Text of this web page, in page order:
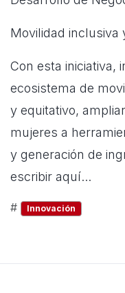
Movilidad inclusiva
Con esta iniciativa,
ecosistema de
y equitativo,
mujeres a
y generación de
escribir aquí...
# Innovación